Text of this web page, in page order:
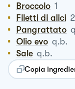
Broccolo 1
Filetti di alici 2
Pangrattato
Olio evo q.b.
Sale q.b.
Copia